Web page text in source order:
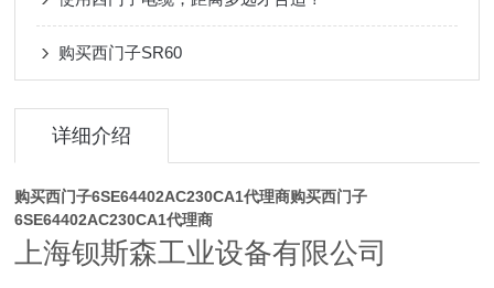
购买西门子SR60
详细介绍
购买西门子6SE64402AC230CA1代理商购买西门子
6SE64402AC230CA1代理商
上海钡斯森工业设备有限公司